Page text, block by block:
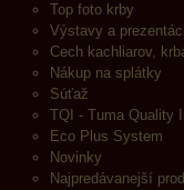
Top foto krby
Výstavy a
Cech kachliarov,
Nákup na splátky
Súťaž
TQI - Tuma Quality
Eco Plus System
Novinky
Najpredávanejší